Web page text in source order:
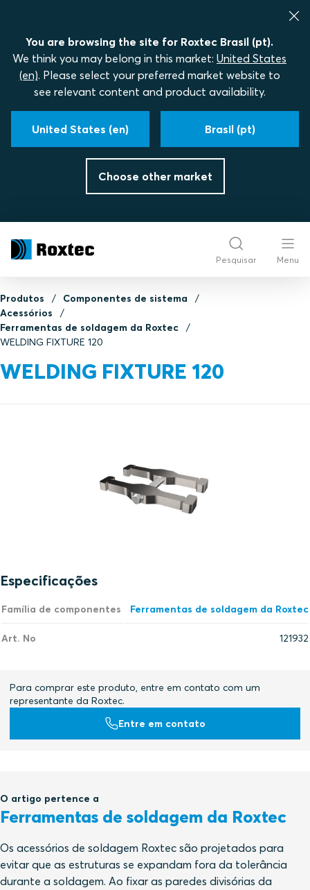
You are browsing the site for Roxtec Brasil (pt).
We think you may belong in this market: United States
(en). Please select your preferred market website to
see relevant content and product availability.
United States (en) Brasil (pt)
Choose other market
Pesquisar Menu
Produtos
Componentes de sistema
Acessórios
Ferramentas de soldagem da Roxtec
WELDING FIXTURE 120
WELDING FIXTURE 120
Especificações
Família de componentes Ferramentas de soldagem da Roxtec
Art. No 121932
Para comprar este produto, entre em contato com um
representante da Roxtec.
Entre em contato
O artigo pertence a
Ferramentas de soldagem da Roxtec
Os acessórios de soldagem Roxtec são projetados para
evitar que as estruturas se expandam fora da tolerância
durante a soldagem. Ao fixar as paredes divisórias da